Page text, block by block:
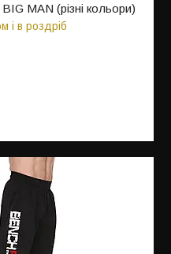
MAN (різні кольори)
і в роздріб